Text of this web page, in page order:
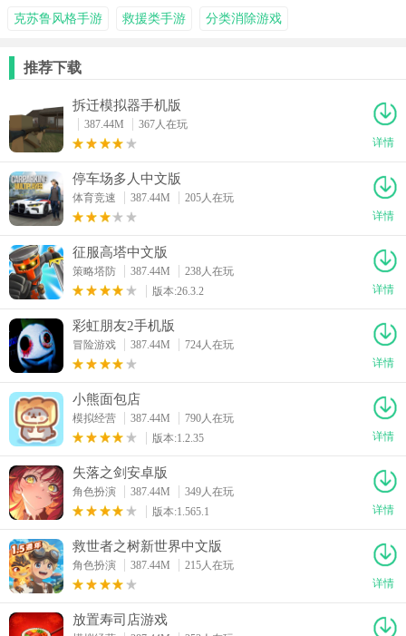
克苏鲁风格手游 救援类手游 分类消除游戏
推荐下载
拆迁模拟器手机版
387.44M
367人在玩
详情
停车场多人中文版
体育竞速 387.44M
205人在玩
详情
征服高塔中文版
策略塔防 387.44M
238人在玩
版本:26.3.2
详情
彩虹朋友2手机版
冒险游戏 387.44M
724人在玩
详情
小熊面包店
模拟经营 387.44M
790人在玩
版本:1.2.35
详情
失落之剑安卓版
角色扮演 387.44M
349人在玩
版本:1.565.1
详情
救世者之树新世界中文版
角色扮演 387.44M
215人在玩
详情
放置寿司店游戏